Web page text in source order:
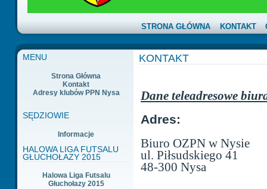
STRONA GŁÓWNA KONTAKT
MENU
Strona Główna
Kontakt
Adresy klubów PPN Nysa
SĘDZIOWIE
Informacje
HALOWA LIGA FUTSALU
GŁUCHOŁAZY 2015
Halowa Liga Futsalu
Głuchołazy 2015
KONTAKT
Dane teleadresowe
Adres:
Biuro OZPN w Nysie
ul. Piłsudskiego 41
48-300 Nysa